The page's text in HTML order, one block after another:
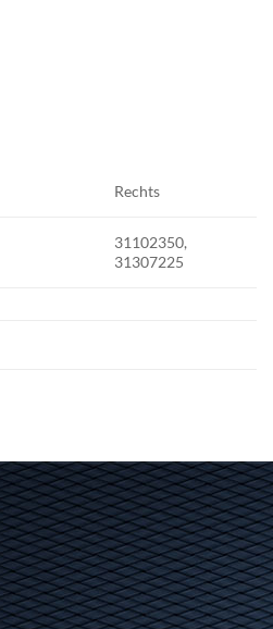
Rechts
31102350,
31307225